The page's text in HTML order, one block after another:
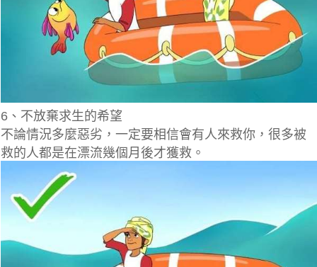
6、不放棄求生的希望
不論情況多麼惡劣，一定要相信會有人來救你，很多被
救的人都是在漂流幾個月後才獲救。